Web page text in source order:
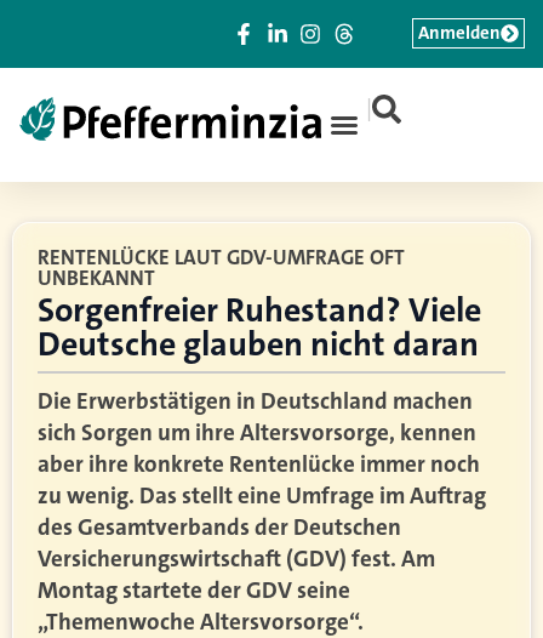
|
Anmelden
RENTENLÜCKE LAUT GDV-UMFRAGE OFT
UNBEKANNT
Sorgenfreier Ruhestand? Viele
Deutsche glauben nicht daran
Die Erwerbstätigen in Deutschland machen
sich Sorgen um ihre Altersvorsorge, kennen
aber ihre konkrete Rentenlücke immer noch
zu wenig. Das stellt eine Umfrage im Auftrag
des Gesamtverbands der Deutschen
Versicherungswirtschaft (GDV) fest. Am
Montag startete der GDV seine
„Themenwoche Altersvorsorge“.